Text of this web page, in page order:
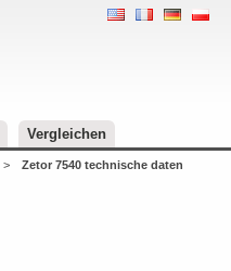
Vergleichen
> Zetor 7540 technische daten